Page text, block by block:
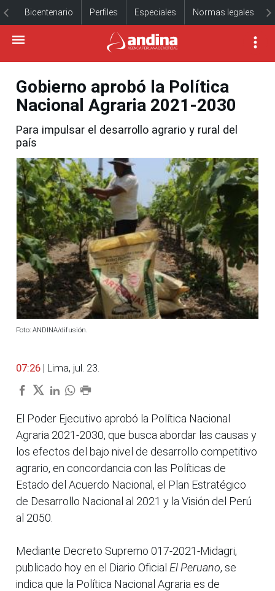
Bicentenario Perfiles Especiales Normas legales
Gobierno aprobó la Política
Nacional Agraria 2021-2030
Para impulsar el desarrollo agrario y rural del
país
Foto: ANDINA/difusión.
07:26 | Lima, jul. 23.
El Poder Ejecutivo aprobó la Política Nacional
Agraria 2021-2030, que busca abordar las causas y
los efectos del bajo nivel de desarrollo competitivo
agrario, en concordancia con las Políticas de
Estado del Acuerdo Nacional, el Plan Estratégico
de Desarrollo Nacional al 2021 y la Visión del Perú
al 2050.
Mediante Decreto Supremo 017-2021-Midagri,
publicado hoy en el Diario Oficial El Peruano, se
indica que la Política Nacional Agraria es de